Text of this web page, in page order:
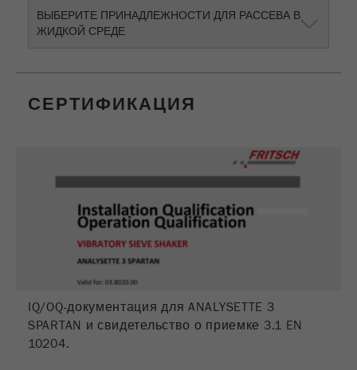
Purpose
Содержит дату первого посещения
Определяет, есть ли у пользователя
блокировщики рекламы
2 дня
Название _ym_uid
Провайдер
ВЫБЕРИТЕ ПРИНАДЛЕЖНОСТИ ДЛЯ РАССЕВА В
ЖИДКОЙ СРЕДЕ
СЕРТИФИКАЦИЯ
IQ/OQ-документация для ANALYSETTE 3
SPARTAN и свидетельство о приемке 3.1 EN
10204.